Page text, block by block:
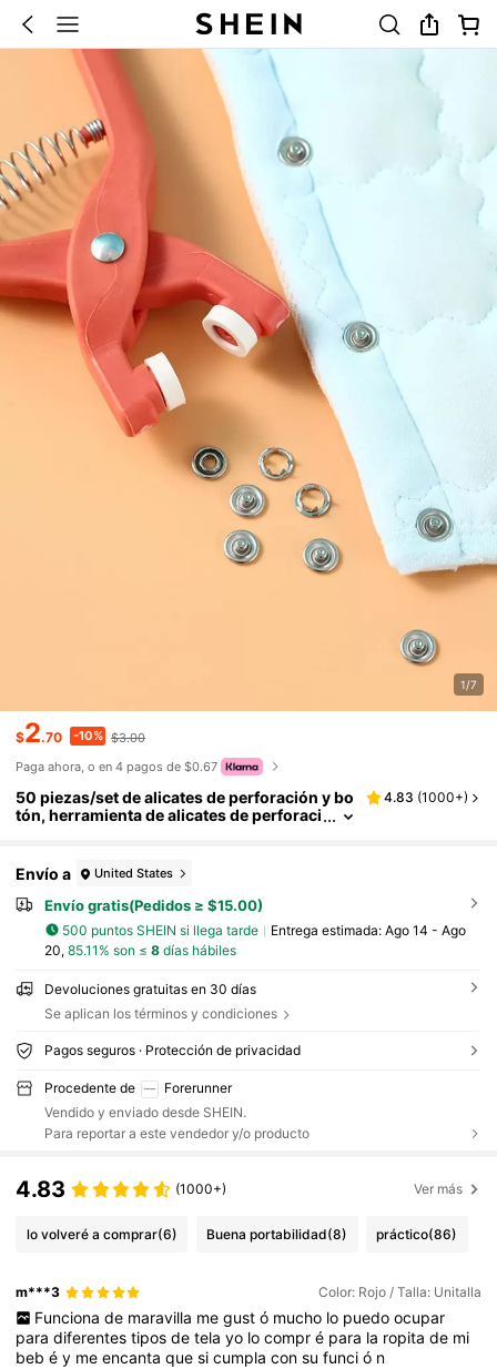
1/7
$2.70 -10% $3.00
Paga ahora, o en 4 pagos de $0.67
50 piezas/set de alicates de perforación y bo
tón, herramienta de alicates de perforaci
4.83 (1000+)
Envío a United States
Envío gratis(Pedidos ≥ $15.00)
500 puntos SHEIN si llega tarde Entrega estimada: Ago 14 - Ago
20, 85.11% son ≤ 8días hábiles
Devoluciones gratuitas en 30 días
Se aplican los términos y condiciones
Pagos seguros · Protección de privacidad
Procedente de
Forerunner
Vendido y enviado desde SHEIN.
Para reportar a este vendedor y/o producto
4.83 (1000+) Ver más
lo volveré a comprar(6) Buena portabilidad(8) práctico(86)
m***3 Color: Rojo / Talla: Unitalla
Funciona de maravilla me gust ó mucho lo puedo ocupar
paradiferentestiposdetelayo locompré para la ropitade mi
bebéy meencantaquesicumplaconsufunció n